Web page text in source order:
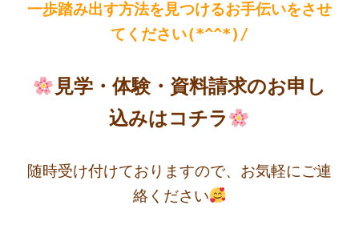
一歩踏み出す方法を見つけるお手伝いをさせ
てください(*^^*)/
見学・体験・資料請求のお申し
込みはコチラ
随時受け付けておりますので、お気軽にご連
絡ください